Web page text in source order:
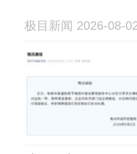
极目新闻 2026-08-